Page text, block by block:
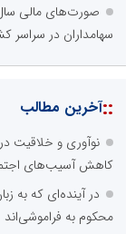
سهامداران در سراسر
::آخرین مطالب
نوآوری و خلاقیت
کاهش آسیب‌های
در آینده‌ای که به
محکوم به فراموشی‌اند